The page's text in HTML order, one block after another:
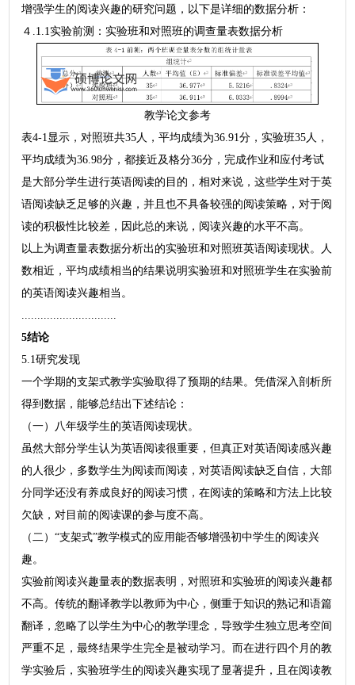
增强学生的阅读兴趣的研究问题，以下是详细的数据分析：
４.1.1实验前测：实验班和对照班的调查量表数据分析
教学论文参考
表4-1显示，对照班共35人，平均成绩为36.91分，实验班35人，
平均成绩为36.98分，都接近及格分36分，完成作业和应付考试
是大部分学生进行英语阅读的目的，相对来说，这些学生对于英
语阅读缺乏足够的兴趣，并且也不具备较强的阅读策略，对于阅
读的积极性比较差，因此总的来说，阅读兴趣的水平不高。
以上为调查量表数据分析出的实验班和对照班英语阅读现状。人
数相近，平均成绩相当的结果说明实验班和对照班学生在实验前
的英语阅读兴趣相当。
5结论
5.1研究发现
一个学期的支架式教学实验取得了预期的结果。凭借深入剖析所
得到数据，能够总结出下述结论：
（一）八年级学生的英语阅读现状。
虽然大部分学生认为英语阅读很重要，但真正对英语阅读感兴趣
的人很少，多数学生为阅读而阅读，对英语阅读缺乏自信，大部
分同学还没有养成良好的阅读习惯，在阅读的策略和方法上比较
欠缺，对目前的阅读课的参与度不高。
（二）“支架式”教学模式的应用能否够增强初中学生的阅读兴
趣。
实验前阅读兴趣量表的数据表明，对照班和实验班的阅读兴趣都
不高。传统的翻译教学以教师为中心，侧重于知识的熟记和语篇
翻译，忽略了以学生为中心的教学理念，导致学生独立思考空间
严重不足，最终结果学生完全是被动学习。而在进行四个月的教
学实验后，实验班学生的阅读兴趣实现了显著提升，且在阅读教